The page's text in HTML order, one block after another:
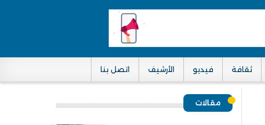
ثقافة فيديو الأرشيف اتصل بنا
مقالات